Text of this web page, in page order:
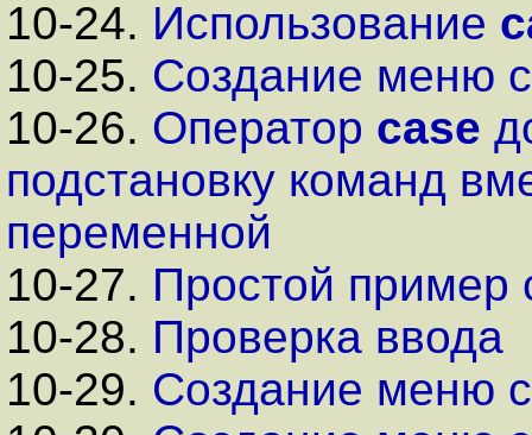
10-24. Использование
10-25. Создание меню
10-26. Оператор case
подстановку команд
переменной
10-27. Простой пример
10-28. Проверка ввода
10-29. Создание меню